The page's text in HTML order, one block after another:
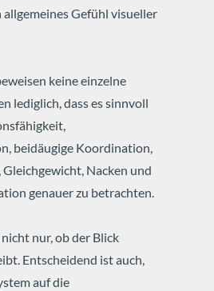
Gefühl visueller
keine einzelne
lediglich, dass es sinnvoll
beidäugige Koordination,
Nacken und
genauer zu betrachten.
nur, ob der Blick
Entscheidend ist auch,
auf die